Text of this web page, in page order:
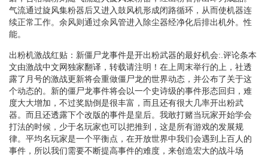
气流通过旋风集粉器后又进入鼓风机形成闭路循环，从而使机器连
续正常工作。余风则通过余风管进入除尘器经净化后排出机外。性
能。
出粉机激战红贴：新僵尸龙事件是开出粉武器的最好机会:.评论条本
文由激战中文网独家翻译，转载请注明！在上周末举行的上，社透
露了月号的激战更新将会重做僵尸龙的世界动态，并公布了关于这
个动态的。新的僵尸龙事件将会以一个史诗级的事件形态回归，难
度大大增加，不过奖励倒是很丰富，而且还有很大几率开出粉武
器。而且还透露下个改版的事件是皇后。我敢打赌当玩家开始学会
打法的时候，少于名玩家也可以把推到，这是所有游戏的发展规
律。平均名玩家是一个平衡点，在开放世界中我们会遇到上百人的
事件，所以我们需要不断提高事件的难度，来创造宏大的战斗场